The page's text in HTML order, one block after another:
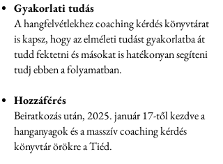
Gyakorlati tudás
A hangfelvétlekhez coaching kérdés könyvtárat
is kapsz, hogy az elméleti tudást gyakorlatba át
tudd fektetni és másokat is hatékonyan segíteni
tudj ebben a folyamatban.
Hozzáférés
Beiratkozás után, 2025. január 17-től kezdve a
hanganyagok és a masszív coaching kérdés
könyvtár örökre a Tiéd.